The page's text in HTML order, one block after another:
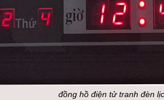
đồng hồ điện tử tranh đèn